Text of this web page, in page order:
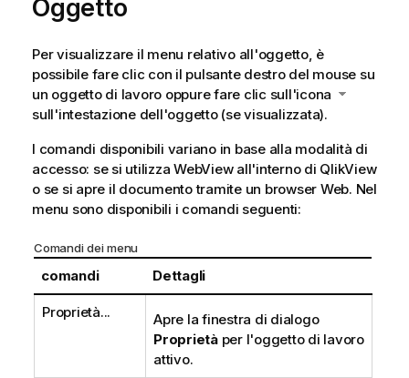
Oggetto
Per visualizzare il menu relativo all'oggetto, è
possibile fare clic con il pulsante destro del mouse su
un oggetto di lavoro oppure fare clic sull'icona
sull'intestazione dell'oggetto (se visualizzata).
I comandi disponibili variano in base alla modalità di
accesso: se si utilizza WebView all'interno di QlikView
o se si apre il documento tramite un browser Web. Nel
menu sono disponibili i comandi seguenti:
Comandi dei menu
comandi Dettagli
Proprietà...
Apre la finestra di dialogo
Proprietàper l'oggetto di lavoro
attivo.